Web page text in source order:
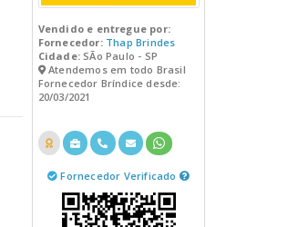
Vendido e entregue por:
Fornecedor: Thap Brindes
Cidade:SÃo Paulo - SP
Atendemos em todo Brasil
Fornecedor Bríndice desde:
20/03/2021
Fornecedor Verificado